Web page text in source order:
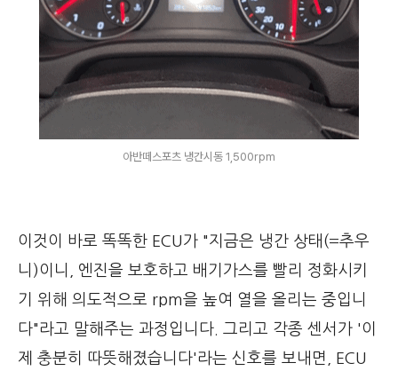
아반떼스포츠 냉간시동 1,500rpm
이것이 바로 똑똑한 ECU가 "지금은 냉간 상태(=추우
니)이니, 엔진을 보호하고 배기가스를 빨리 정화시키
기 위해 의도적으로 rpm을 높여 열을 올리는 중입니
다"라고 말해주는 과정입니다. 그리고 각종 센서가 '이
제 충분히 따뜻해졌습니다'라는 신호를 보내면, ECU